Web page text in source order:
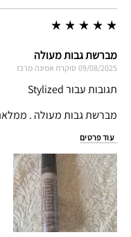
מברשת גבות מעולה
09/08/2025 סוקרת אמינה מרכז
תגובות עבור Stylized
מברשת גבות מעולה .
עוד פרטים